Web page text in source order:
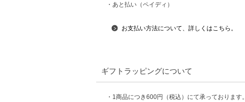
・あと払い（ペイディ）
お支払い方法について、詳しくはこちら。
ギフトラッピングについて
・1商品につき600円（税込）にて承っております。